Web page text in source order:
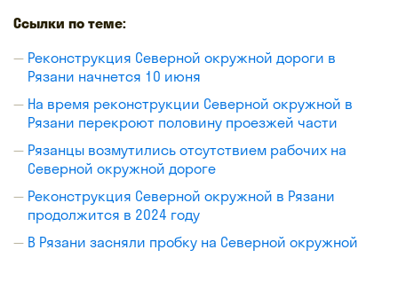
Ссылки по теме:
Реконструкция Северной окружной дороги в
Рязани начнется 10 июня
На время реконструкции Северной окружной в
Рязани перекроют половину проезжей части
Рязанцы возмутились отсутствием рабочих на
Северной окружной дороге
Реконструкция Северной окружной в Рязани
продолжится в 2024 году
В Рязани засняли пробку на Северной окружной